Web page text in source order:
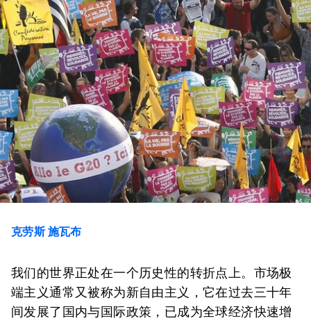
克劳斯 施瓦布
我们的世界正处在一个历史性的转折点上。市场极
端主义通常又被称为新自由主义，它在过去三十年
间发展了国内与国际政策，已成为全球经济快速增